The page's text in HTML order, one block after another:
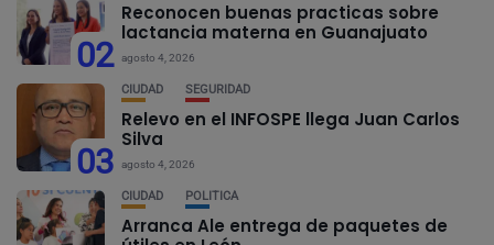
02
Reconocen buenas practicas sobre
lactancia materna en Guanajuato
agosto 4, 2026
03
CIUDAD SEGURIDAD
Relevo en el INFOSPE llega Juan Carlos
Silva
agosto 4, 2026
CIUDAD POLÍTICA
Arranca Ale entrega de paquetes de